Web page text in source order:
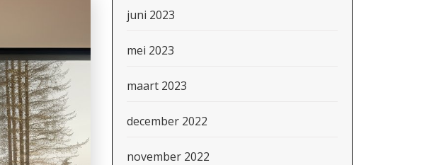
juni 2023
mei 2023
maart 2023
december 2022
november 2022